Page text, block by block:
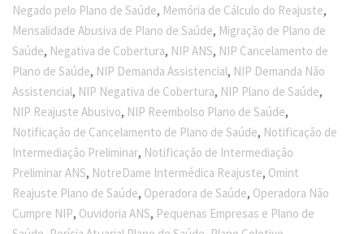
Negado pelo Plano de Saúde, Memória de Cálculo do Reajuste,
Mensalidade Abusiva de Plano de Saúde, Migração de Plano de
Saúde, Negativa de Cobertura, NIP ANS, NIP Cancelamento de
Plano de Saúde, NIP Demanda Assistencial, NIP Demanda Não
Assistencial, NIP Negativa de Cobertura, NIP Plano de Saúde,
NIP Reajuste Abusivo, NIP Reembolso Plano de Saúde,
Notificação de Cancelamento de Plano de Saúde, Notificação de
Intermediação Preliminar, Notificação de Intermediação
Preliminar ANS, NotreDame Intermédica Reajuste, Omint
Reajuste Plano de Saúde, Operadora de Saúde, Operadora Não
Cumpre NIP, Ouvidoria ANS, Pequenas Empresas e Plano de